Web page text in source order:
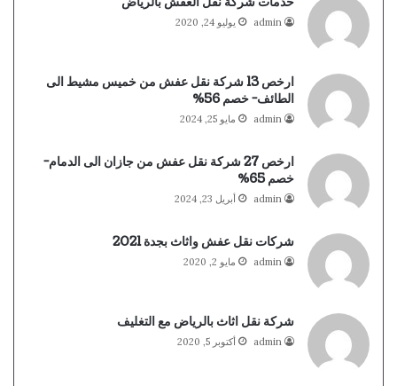
admin يوليو 24, 2020
ارخص 13 شركة نقل عفش من خميس مشيط الى
الطائف- خصم 56%
admin مايو 25, 2024
ارخص 27 شركة نقل عفش من جازان الى الدمام-
خصم 65%
admin أبريل 23, 2024
شركات نقل عفش واثاث بجدة 2021
admin مايو 2, 2020
شركة نقل اثاث بالرياض مع التغليف
admin أكتوبر 5, 2020